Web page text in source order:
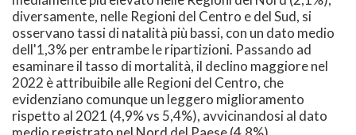
diversamente, nelle Regioni del Centro e del Sud, si
osservano tassi di natalità più bassi, con un dato medio
dell'1,3% per entrambe le ripartizioni. Passando ad
esaminare il tasso di mortalità, il declino maggiore nel
2022 è attribuibile alle Regioni del Centro, che
evidenziano comunque un leggero miglioramento
rispetto al 2021 (4,9% vs 5,4%), avvicinandosi al dato